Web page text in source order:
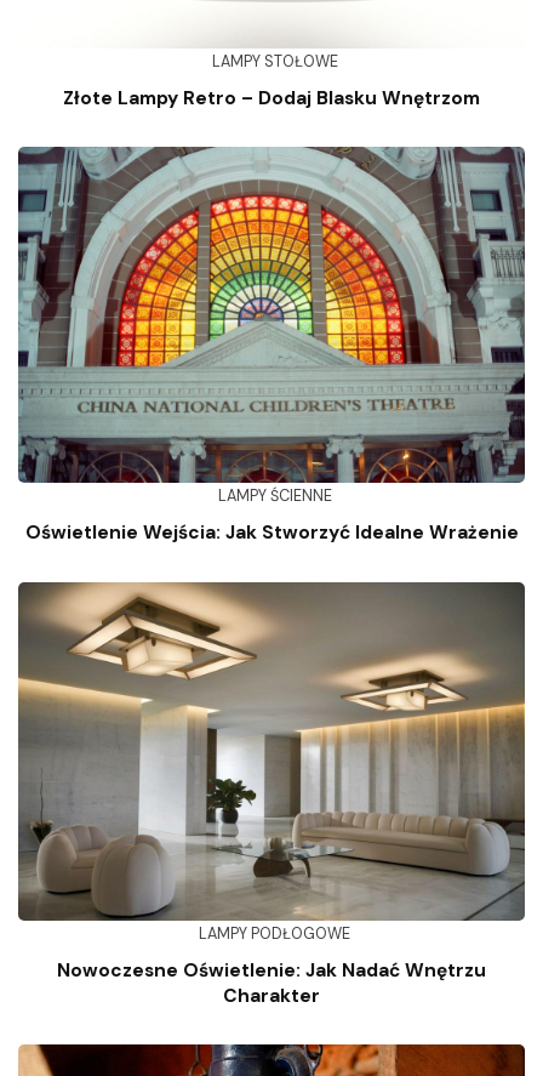
LAMPY STOŁOWE
Złote Lampy Retro – Dodaj Blasku Wnętrzom
LAMPY ŚCIENNE
Oświetlenie Wejścia: Jak Stworzyć Idealne Wrażenie
LAMPY PODŁOGOWE
Nowoczesne Oświetlenie: Jak Nadać Wnętrzu
Charakter